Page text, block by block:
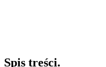
Spis treści.